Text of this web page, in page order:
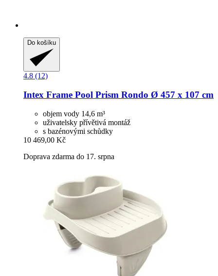
Do košíku
4.8 (12)
Intex Frame Pool Prism Rondo Ø 457 x 107 cm
objem vody 14,6 m³
uživatelsky přívětivá montáž
s bazénovými schůdky
10 469,00 Kč
Doprava zdarma do 17. srpna